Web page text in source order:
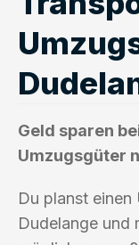
Geld sparen
Umzugsgüter
Du planst einen
Dudelange und